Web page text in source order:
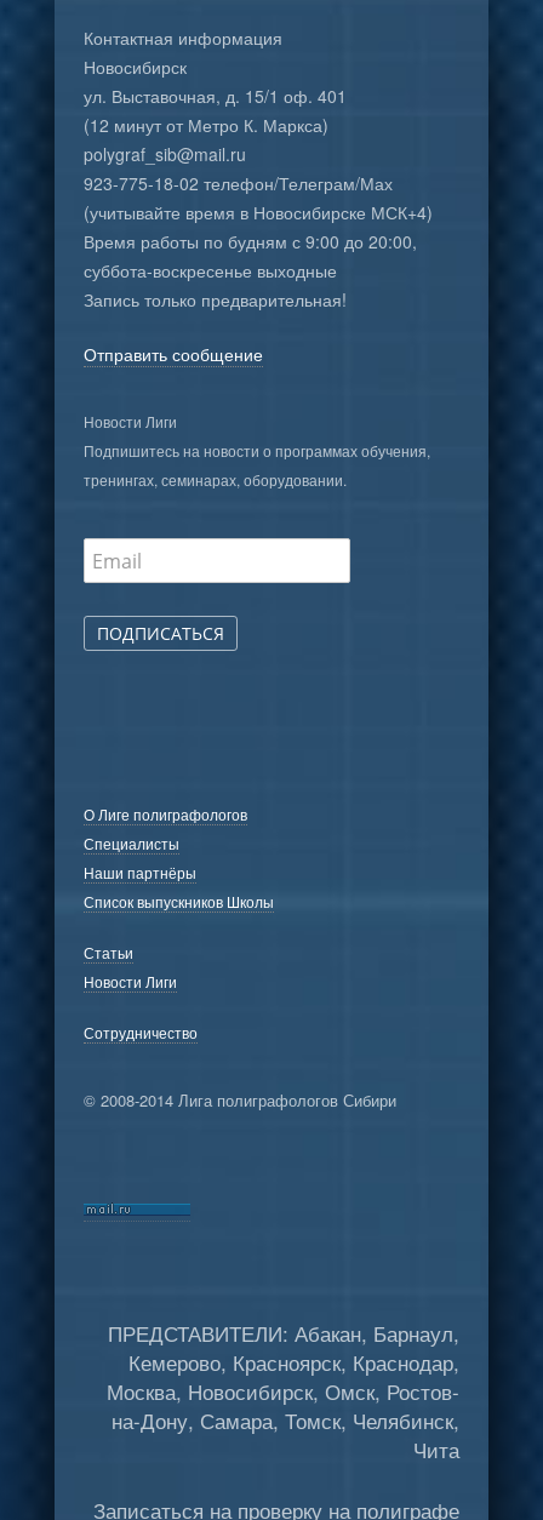
Контактная информация
Новосибирск
ул. Выставочная, д. 15/1 оф. 401
(12 минут от Метро К. Маркса)
polygraf_sib@mail.ru
923-775-18-02 телефон/Телеграм/Мах
(учитывайте время в Новосибирске МСК+4)
Время работы по будням с 9:00 до 20:00,
суббота-воскресенье выходные
Запись только предварительная!
Отправить сообщение
Новости Лиги
Подпишитесь на новости о программах обучения,
тренингах, семинарах, оборудовании.
ПОДПИСАТЬСЯ
О Лиге полиграфологов
Специалисты
Наши партнёры
Список выпускников Школы
Статьи
Новости Лиги
Сотрудничество
© 2008-2014 Лига полиграфологов Сибири
ПРЕДСТАВИТЕЛИ: Абакан, Барнаул,
Кемерово, Красноярск, Краснодар,
Москва, Новосибирск, Омск, Ростов-
на-Дону, Самара, Томск, Челябинск,
Чита
Записаться на проверку на полиграфе